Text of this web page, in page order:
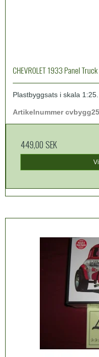
CHEVROLET 1933 Panel
Plastbyggsats i skala 1:25.
Artikelnummer
449,00 SEK